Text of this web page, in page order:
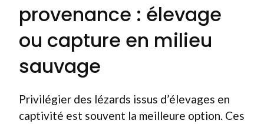
provenance : élevage
ou capture en milieu
sauvage
Privilégier des lézards issus d’élevages en
captivité est souvent la meilleure option. Ces